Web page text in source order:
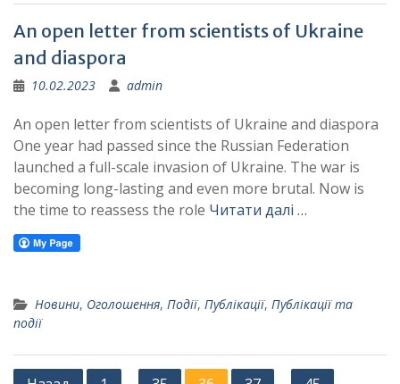
An open letter from scientists of Ukraine
and diaspora
10.02.2023 admin
An open letter from scientists of Ukraine and diaspora
One year had passed since the Russian Federation
launched a full-scale invasion of Ukraine. The war is
becoming long-lasting and even more brutal. Now is
the time to reassess the role Читати далі …
Новини, Оголошення, Події, Публікації, Публікації та
події